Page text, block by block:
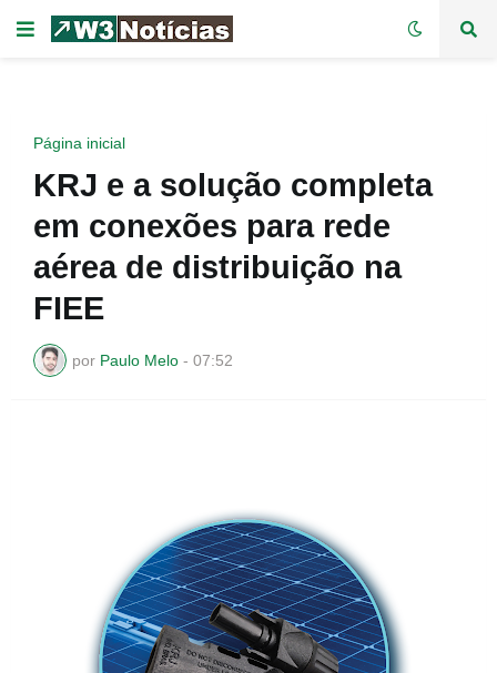
Página inicial
KRJ e a solução completa
em conexões para rede
aérea de distribuição na
FIEE
por Paulo Melo - 07:52